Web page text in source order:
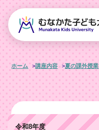
ホーム 講座内容 夏の課外授業
令和8年度